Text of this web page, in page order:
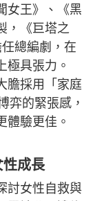
女王》、《黑
，《巨塔之
總編劇，在
極具張力。
膽採用「家庭
弈的緊張感，
體驗更佳。
性成長
討女性自救與